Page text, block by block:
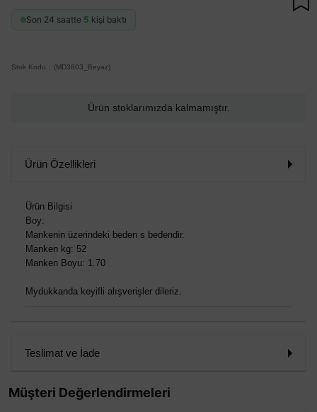
Son 24 saatte 5 kişi baktı
Stok Kodu (MD3803_Beyaz)
Ürün stoklarımızda kalmamıştır.
Ürün Özellikleri
Ürün Bilgisi
Boy:
Mankenin üzerindeki beden s bedendir.
Manken kg: 52
Manken Boyu: 1.70
Mydukkanda keyifli alışverişler dileriz.
Teslimat ve İade
Müşteri Değerlendirmeleri